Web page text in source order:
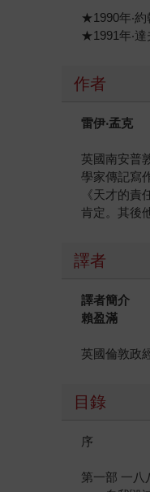
★1990年‧約
★1991年‧
作者
雷伊‧孟克
英國南安普
學家傳記寫
《天才的
肯定。其後
譯者
譯者簡介
賴盈滿
英國倫敦政
目錄
序
第一部 一八